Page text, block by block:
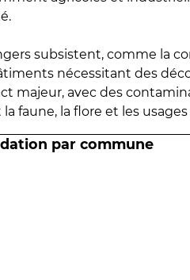
subsistent, comme la
nécessitant des
majeur, avec des
faune, la flore et les usages
par commune